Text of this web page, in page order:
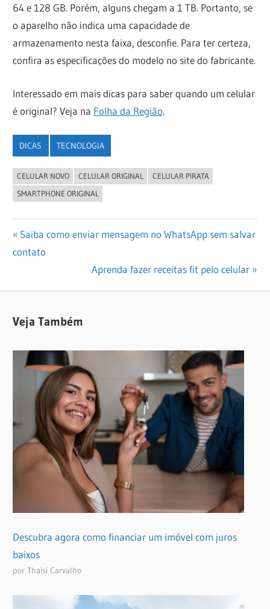
64 e 128 GB. Porém, alguns chegam a 1 TB. Portanto, se
o aparelho não indica uma capacidade de
armazenamento nesta faixa, desconfie. Para ter certeza,
confira as especificações do modelo no site do fabricante.
Interessado em mais dicas para saber quando um celular
é original? Veja na Folha da Região.
DICAS TECNOLOGIA
CELULAR NOVO CELULAR ORIGINAL
CELULAR PIRATA
SMARTPHONE ORIGINAL
Navegação
de
Previous
Post:
Saiba como enviar mensagem no WhatsApp sem salvar
contato
Next
Aprenda fazer receitas fit pelo celular
Veja Também
Descubra agora como financiar um imóvel com juros
baixos
por Thaisi Carvalho